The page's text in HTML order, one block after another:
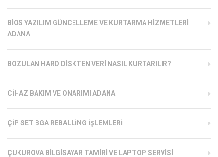
BIOS YAZILIM GÜNCELLEME VE KURTARMA HIZMETLERI
ADANA
BOZULAN HARD DISKTEN VERI NASIL KURTARILIR?
CIHAZ BAKIM VE ONARIMI ADANA
ÇIP SET BGA REBALLING İŞLEMLERI
ÇUKUROVA BILGISAYAR TAMIRI VE LAPTOP SERVISI